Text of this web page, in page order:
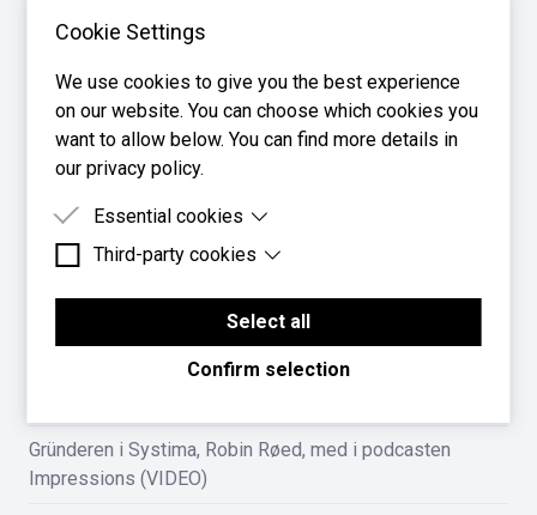
FLERE NYHETER
Ny funksjonsside gir deg full oversikt over alt Systima
Systima støtter nå eFaktura og Vipps faktura – send og
motta fakturaer direkte fra regnskapssystemet
Ny utleggsmodul i Systima-appen: full kontroll fra utlegg
til lønnsutbetaling
Gründeren i Systima, Robin Røed, med i podcasten
Impressions (VIDEO)
Cookie Settings
We use cookies to give you the best experience
on our website. You can choose which cookies you
want to allow below. You can find more details in
our privacy policy.
Essential cookies
Essential cookies are cookies that are needed for
Third-party cookies
Third-party cookies are cookies set by third-party
software to enable features such as Google
Maps.
Select all
Confirm selection